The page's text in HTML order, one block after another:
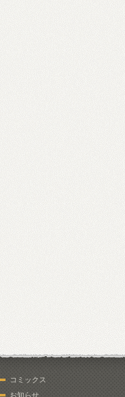
コミックス
お知らせ